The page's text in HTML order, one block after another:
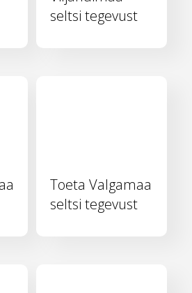
seltsi tegevust
Toeta Valgamaa
seltsi tegevust